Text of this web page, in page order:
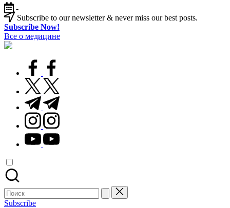
Перейти
к
содержимому
-
Subscribe to our newsletter & never miss our best posts.
Subscribe Now!
Все о медицине
Лечитесь
facebook.com
twitter.com
t.me
instagram.com
youtube.com
Поиск
для:
Subscribe